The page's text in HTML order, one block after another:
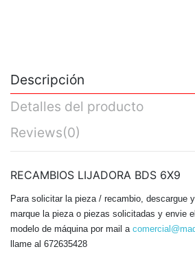
Descripción
Detalles del producto
Reviews(0)
RECAMBIOS LIJADORA BDS 6X9
Para solicitar la pieza / recambio, descargue
marque la pieza o piezas solicitadas y envie
modelo de máquina por mail a
llame al 672635428